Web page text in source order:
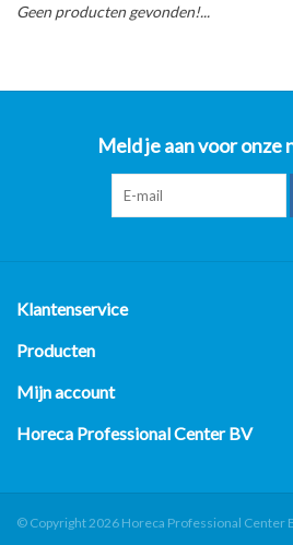
Over ons
Geen producten gevonden!...
Meld je aan voor onze
Klantenservice
Producten
Mijn account
Horeca Professional Center BV
© Copyright 2026 Horeca Professional Center